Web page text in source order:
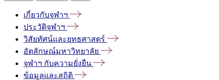
เกี่ยวกับจุฬาฯ
ประวัติจุฬาฯ
วิสัยทัศน์และยุทธศาสตร์
อัตลักษณ์มหาวิทยาลัย
จุฬาฯ กับความยั่งยืน
ข้อมูลและสถิติ